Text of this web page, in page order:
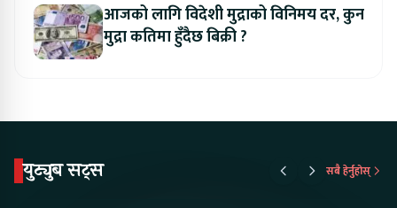
आजको लागि विदेशी मुद्राको विनिमय दर, कुन
मुद्रा कतिमा हुँदैछ बिक्री ?
युट्युब सट्स सबै हेर्नुहोस्